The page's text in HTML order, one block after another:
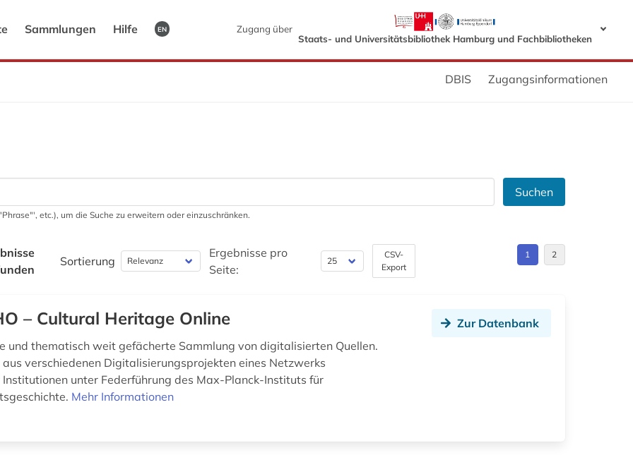
Sammlungen Hilfe EN
Zugang über
Staats- und Universitätsbibliothek Hamburg und Fachbibliotheken
DBIS Zugangsinformationen
Suchen
etc.), um die Suche zu erweitern oder einzuschränken.
Sortierung
Ergebnisse pro
Seite:
CSV-
Export
1 2
– Cultural Heritage Online
und thematisch weit gefächerte Sammlung von digitalisierten Quellen.
aus verschiedenen Digitalisierungsprojekten eines Netzwerks
unter Federführung des Max-Planck-Instituts für
Mehr Informationen
Zur Datenbank